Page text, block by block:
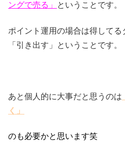
ングで売る」
ということです。
ポイント運用の場合は得して
「引き出す」ということです。
あと個人的に大事だと思うのは
く」
のも必要かと思います笑